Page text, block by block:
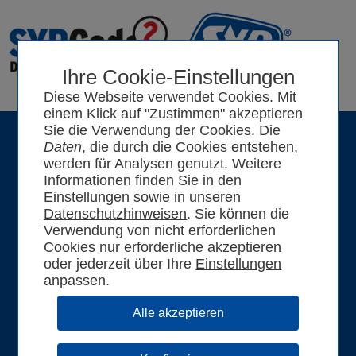
Ihre Cookie-Einstellungen
Diese Webseite verwendet Cookies. Mit
einem Klick auf "Zustimmen" akzeptieren
Sie die Verwendung der Cookies. Die
Daten, die durch die Cookies entstehen,
werden für Analysen genutzt. Weitere
Informationen finden Sie in den
Einstellungen sowie in unseren
Datenschutzhinweisen. Sie können die
Verwendung von nicht erforderlichen
Cookies
oder jederzeit über Ihre Einstellungen
anpassen.
Login fürregistrierte Fachhandwerker